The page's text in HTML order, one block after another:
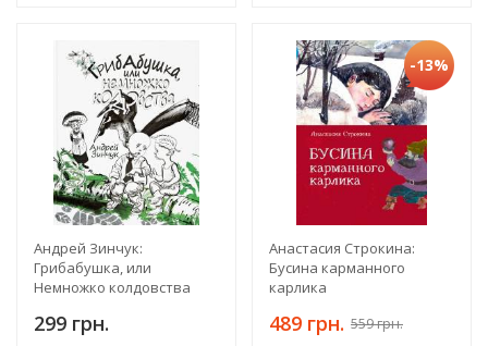
Андрей Зинчук:
Грибабушка, или
Немножко колдовства
299 грн.
-13%
Анастасия Строкина:
Бусина карманного
карлика
489 грн. 559 грн.